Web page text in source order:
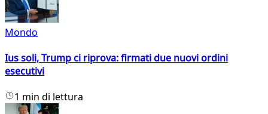
Mondo
Ius soli, Trump ci riprova: firmati due nuovi ordini
esecutivi
1 min di lettura